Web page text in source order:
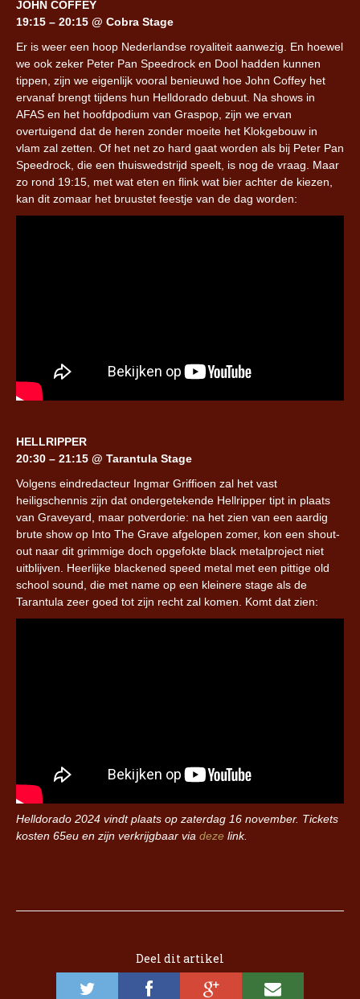
JOHN COFFEY
19:15 – 20:15 @ Cobra Stage
Er is weer een hoop Nederlandse royaliteit aanwezig. En hoewel
we ook zeker Peter Pan Speedrock en Dool hadden kunnen
tippen, zijn we eigenlijk vooral benieuwd hoe John Coffey het
ervanaf brengt tijdens hun Helldorado debuut. Na shows in
AFAS en het hoofdpodium van Graspop, zijn we ervan
overtuigend dat de heren zonder moeite het Klokgebouw in
vlam zal zetten. Of het net zo hard gaat worden als bij Peter Pan
Speedrock, die een thuiswedstrijd speelt, is nog de vraag. Maar
zo rond 19:15, met wat eten en flink wat bier achter de kiezen,
kan dit zomaar het bruustet feestje van de dag worden:
HELLRIPPER
20:30 – 21:15 @ Tarantula Stage
Volgens eindredacteur Ingmar Griffioen zal het vast
heiligschennis zijn dat ondergetekende Hellripper tipt in plaats
van Graveyard, maar potverdorie: na het zien van een aardig
brute show op Into The Grave afgelopen zomer, kon een shout-
out naar dit grimmige doch opgefokte black metalproject niet
uitblijven. Heerlijke blackened speed metal met een pittige old
school sound, die met name op een kleinere stage als de
Tarantula zeer goed tot zijn recht zal komen. Komt dat zien:
Helldorado 2024 vindt plaats op zaterdag 16 november. Tickets
kosten 65eu en zijn verkrijgbaar via deze link.
Deel dit artikel